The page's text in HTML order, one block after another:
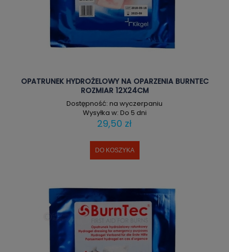
OPATRUNEK HYDROŻELOWY NA OPARZENIA BURNTEC
ROZMIAR 12X24CM
Dostępność: na wyczerpaniu
Wysyłka w: Do 5 dni
29,50 zł
DO KOSZYKA